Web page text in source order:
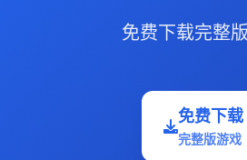
免费下载完整
免费下载
完整版游戏